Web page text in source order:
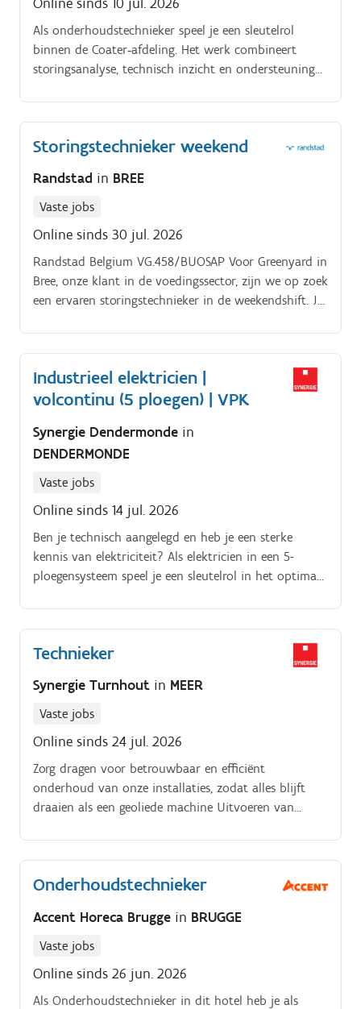
productiestilstand te minimaliseren
Als onderhoudstechnieker speel je een sleutelrol
binnen de Coater‑afdeling. Het werk combineert
storingsanalyse, technisch inzicht en ondersteuning
bij elektrische, mechanische en andere storingen aan
de Coater‑installatie Defecten opsporen in een
PLC‑omgeving en deze analyseren om duurzame
onderhoud uitvoeren, inclusief het reviseren van
reserve‑units voor geplande stops Meewerken aan
optimalisaties binnen de afdeling Heftruck en rolbrug
gebruiken voor specifieke technische opdrachten
Productie ondersteunen wanneer er geen interventies
lopen, zodat de continuïteit gegarandeerd blijft
Storingstechnieker weekend
Randstad in BREE
Vaste jobs
Online sinds 30 jul. 2026
Randstad Belgium VG.458/BUOSAP Voor Greenyard in
Bree, onze klant in de voedingssector, zijn we op zoek
een ervaren storingstechnieker in de weekendshift. Je
Industrieel elektricien |
volcontinu (5 ploegen) | VPK
Synergie Dendermonde in
DENDERMONDE
Vaste jobs
Online sinds 14 jul. 2026
Ben je technisch aangelegd en heb je een sterke
kennis van elektriciteit? Als elektricien in een 5-
ploegensysteem speel je een sleutelrol in het optimaal
continuïteit van het productieproces Jouw taken:.
Controleren, onderhouden en herstellen van
elektrische installaties Analyseren en oplossen van
elektrische componenten en interpreteren van
elektrische schema's Uitvoeren van kleinere
pneumatiek en hydraulica Ondersteunen van de
ploegmechanieker waar nodig
Technieker
Synergie Turnhout in MEER
Vaste jobs
Online sinds 24 jul. 2026
Zorg dragen voor betrouwbaar en efficiënt
onderhoud van onze installaties, zodat alles blijft
draaien als een geoliede machine Uitvoeren van
probleemoplosser die ervoor zorgt dat de productie
zo min mogelijk stilvalt Actief meedenken en
issues te voorkomen Je werkt van maandag tot en
met zaterdag, met één vaste vrije dag per week.
Onderhoudstechnieker
Accent Horeca Brugge in BRUGGE
Vaste jobs
Online sinds 26 jun. 2026
Als Onderhoudstechnieker in dit hotel heb je als